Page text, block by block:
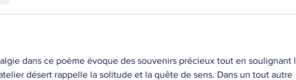
dans ce poème évoque des souvenirs précieux tout en soulignant
désert rappelle la solitude et la quête de sens. Dans un tout autre